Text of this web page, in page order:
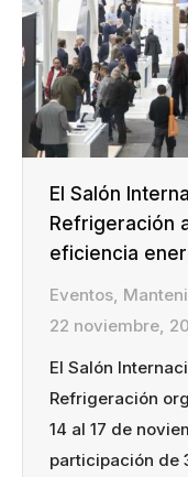
El Salón
Refrigeración
eficiencia
Eventos,
22 noviembre,
El Salón
Refrigeración
14 al 17 de
participación de